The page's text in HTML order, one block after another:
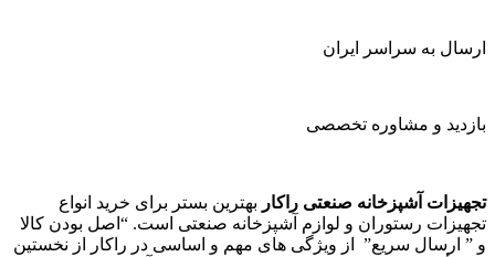
ارسال به سراسر ایران
بازدید و مشاوره تخصصی
تجهیزات آشپزخانه صنعتی راکار بهترین بستر برای خرید انواع
تجهیزات رستوران و لوازم آشپزخانه صنعتی است. “اصل بودن کالا
و ” ارسال سریع” از ویژگی های مهم و اساسی در راکار از نخستین